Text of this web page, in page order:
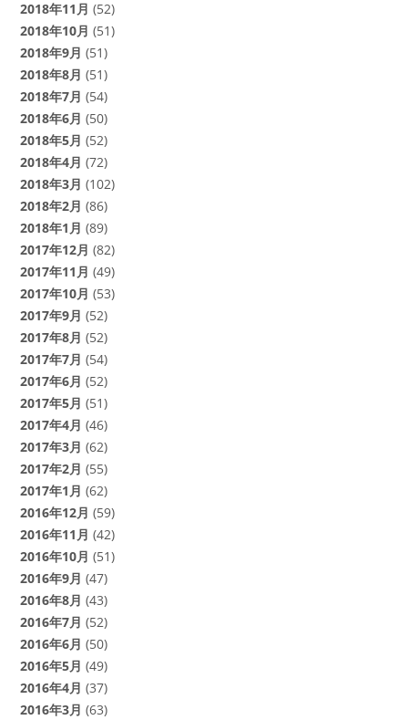
2018年11月 (52)
2018年10月 (51)
2018年9月 (51)
2018年8月 (51)
2018年7月 (54)
2018年6月 (50)
2018年5月 (52)
2018年4月 (72)
2018年3月 (102)
2018年2月 (86)
2018年1月 (89)
2017年12月 (82)
2017年11月 (49)
2017年10月 (53)
2017年9月 (52)
2017年8月 (52)
2017年7月 (54)
2017年6月 (52)
2017年5月 (51)
2017年4月 (46)
2017年3月 (62)
2017年2月 (55)
2017年1月 (62)
2016年12月 (59)
2016年11月 (42)
2016年10月 (51)
2016年9月 (47)
2016年8月 (43)
2016年7月 (52)
2016年6月 (50)
2016年5月 (49)
2016年4月 (37)
2016年3月 (63)